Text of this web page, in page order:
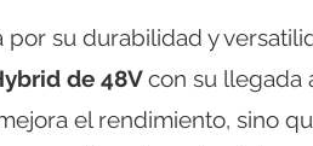
por su durabilidad y
de 48Vcon su llegada
el rendimiento, sino